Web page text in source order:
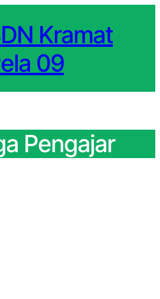
Kramat
09
Pengajar